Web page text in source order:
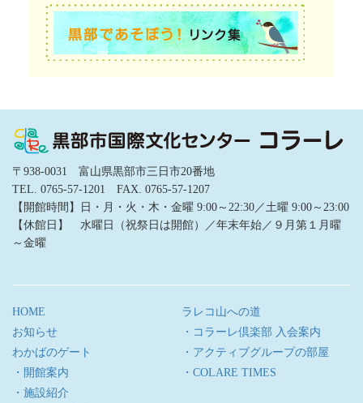
〒938-0031 富山県黒部市三日市20番地
TEL. 0765-57-1201 FAX. 0765-57-1207
【開館時間】日・月・火・木・金曜 9:00～22:30／土曜 9:00～23:00
【休館日】 水曜日（祝祭日は開館）／年末年始／９月第１月曜
～金曜
HOME
お知らせ
わかばのゲート
・開館案内
・施設紹介
ラレコ山への道
・コラーレ倶楽部 入会案内
・アクティブグループの部屋
・COLARE TIMES